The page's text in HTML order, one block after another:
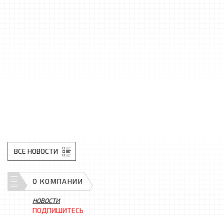
ВСЕ НОВОСТИ
О КОМПАНИИ
НОВОСТИ
ПОДПИШИТЕСЬ